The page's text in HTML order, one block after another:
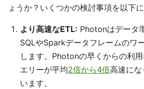
ょうか？いくつかの検討事項を以下
より高速なETL: Photonはデータ
SQLやSparkデータフレームのワ
します。Photonの早くからの利
エリーが平均2倍から4倍高速にな
います。